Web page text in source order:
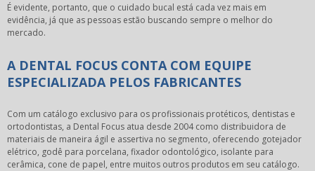
É evidente, portanto, que o cuidado bucal está cada vez mais em
evidência, já que as pessoas estão buscando sempre o melhor do
mercado.
A DENTAL FOCUS CONTA COM EQUIPE
ESPECIALIZADA PELOS FABRICANTES
Com um catálogo exclusivo para os profissionais protéticos, dentistas e
ortodontistas, a Dental Focus atua desde 2004 como distribuidora de
materiais de maneira ágil e assertiva no segmento, oferecendo gotejador
elétrico, godê para porcelana, fixador odontológico, isolante para
cerâmica, cone de papel, entre muitos outros produtos em seu catálogo.